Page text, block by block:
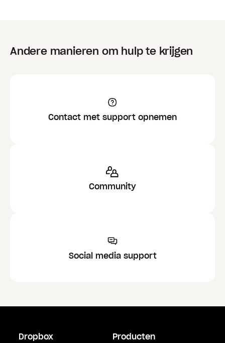
Andere manieren om hulp te krijgen
Contact met support opnemen
Community
Social media support
Dropbox Producten